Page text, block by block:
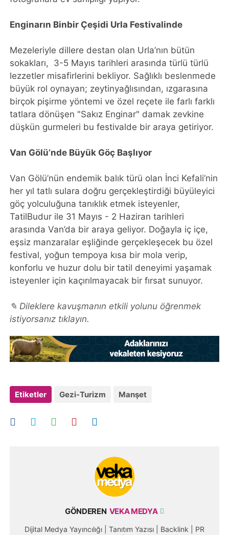
Enginarın Binbir Çeşidi Urla Festivalinde
Mezeleriyle dillere destan olan Urla’nın bütün
sokakları, 3-5 Mayıs tarihleri arasında türlü türlü
lezzetler misafirlerini bekliyor. Sağlıklı beslenmede
büyük rol oynayan; zeytinyağlısından, ızgarasına
birçok pişirme yöntemi ve özel reçete ile farlı farklı
tatlara dönüşen "Sakız Enginar" damak zevkine
düşkün gurmeleri bu festivalde bir araya getiriyor.
Van Gölü’nde Büyük Göç Başlıyor
Van Gölü’nün endemik balık türü olan İnci Kefali’nin
her yıl tatlı sulara doğru gerçekleştirdiği büyüleyici
göç yolculuğuna tanıklık etmek isteyenler,
TatilBudur ile 31 Mayıs - 2 Haziran tarihleri
arasında Van’da bir araya geliyor. Doğayla iç içe,
eşsiz manzaralar eşliğinde gerçekleşecek bu özel
festival, yoğun tempoya kısa bir mola verip,
konforlu ve huzur dolu bir tatil deneyimi yaşamak
isteyenler için kaçırılmayacak bir fırsat sunuyor.
✎ Dileklere kavuşmanın etkili yolunu öğrenmek
istiyorsanız tıklayın.
Etiketler Gezi-Turizm Manşet
GÖNDEREN VEKA MEDYA
Dijital Medya Yayıncılığı | Tanıtım Yazısı | Backlink | PR